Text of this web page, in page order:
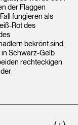
der Flaggen
fungieren als
Rot des
bekrönt sind.
Schwarz-Gelb
rechteckigen